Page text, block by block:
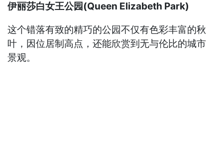
伊丽莎白女王公园(Queen Elizabeth Park)
这个错落有致的精巧的公园不仅有色彩丰富的秋
叶，因位居制高点，还能欣赏到无与伦比的城市
景观。